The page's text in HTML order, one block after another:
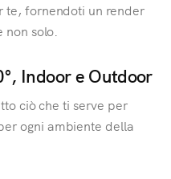
te, fornendoti un render
solo.
Indoor e Outdoor
ciò che ti serve per
ogni ambiente della